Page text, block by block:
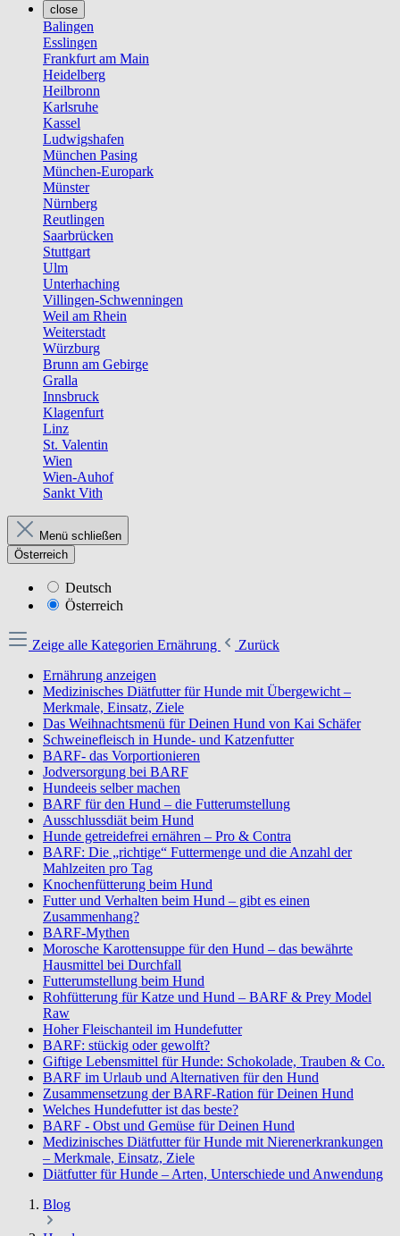
close
Balingen
Esslingen
Frankfurt am Main
Heidelberg
Heilbronn
Karlsruhe
Kassel
Ludwigshafen
München Pasing
München-Europark
Münster
Nürnberg
Reutlingen
Saarbrücken
Stuttgart
Ulm
Unterhaching
Villingen-Schwenningen
Weil am Rhein
Weiterstadt
Würzburg
Brunn am Gebirge
Gralla
Innsbruck
Klagenfurt
Linz
St. Valentin
Wien
Wien-Auhof
Sankt Vith
Menü schließen
Österreich
Deutsch
Österreich
Zeige alle Kategorien Ernährung
Zurück
Ernährung anzeigen
Medizinisches Diätfutter für Hunde mit Übergewicht –
Merkmale, Einsatz, Ziele
Das Weihnachtsmenü für Deinen Hund von Kai Schäfer
Schweinefleisch in Hunde- und Katzenfutter
BARF- das Vorportionieren
Jodversorgung bei BARF
Hundeeis selber machen
BARF für den Hund – die Futterumstellung
Ausschlussdiät beim Hund
Hunde getreidefrei ernähren – Pro & Contra
BARF: Die „richtige“ Futtermenge und die Anzahl der
Mahlzeiten pro Tag
Knochenfütterung beim Hund
Futter und Verhalten beim Hund – gibt es einen
Zusammenhang?
BARF-Mythen
Morosche Karottensuppe für den Hund – das bewährte
Hausmittel bei Durchfall
Futterumstellung beim Hund
Rohfütterung für Katze und Hund – BARF & Prey Model
Raw
Hoher Fleischanteil im Hundefutter
BARF: stückig oder gewolft?
Giftige Lebensmittel für Hunde: Schokolade, Trauben & Co.
BARF im Urlaub und Alternativen für den Hund
Zusammensetzung der BARF-Ration für Deinen Hund
Welches Hundefutter ist das beste?
BARF - Obst und Gemüse für Deinen Hund
Medizinisches Diätfutter für Hunde mit Nierenerkrankungen
– Merkmale, Einsatz, Ziele
Diätfutter für Hunde – Arten, Unterschiede und Anwendung
Blog